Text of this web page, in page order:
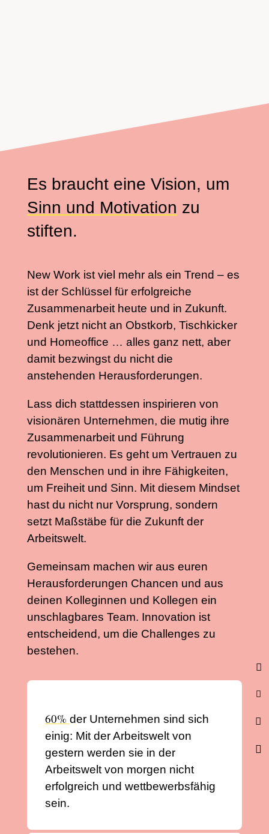
Es braucht eine Vision, um
Sinn und Motivation zu
stiften.
New Work ist viel mehr als ein Trend – es
ist der Schlüssel für erfolgreiche
Zusammenarbeit heute und in Zukunft.
Denk jetzt nicht an Obstkorb, Tischkicker
und Homeoffice … alles ganz nett, aber
damit bezwingst du nicht die
anstehenden Herausforderungen.
Lass dich stattdessen inspirieren von
visionären Unternehmen, die mutig ihre
Zusammenarbeit und Führung
revolutionieren. Es geht um Vertrauen zu
den Menschen und in ihre Fähigkeiten,
um Freiheit und Sinn. Mit diesem Mindset
hast du nicht nur Vorsprung, sondern
setzt Maßstäbe für die Zukunft der
Arbeitswelt.
Gemeinsam machen wir aus euren
Herausforderungen Chancen und aus
deinen Kolleginnen und Kollegen ein
unschlagbares Team. Innovation ist
entscheidend, um die Challenges zu
bestehen.
60% der Unternehmen sind sich
einig: Mit der Arbeitswelt von
gestern werden sie in der
Arbeitswelt von morgen nicht
erfolgreich und wettbewerbsfähig
sein.



